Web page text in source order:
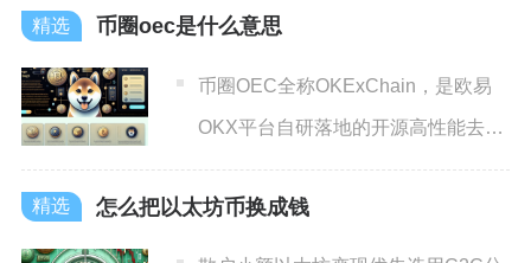
币圈oec是什么意思
币圈OEC全称OKExChain，是欧易
OKX平台自研落地的开源高性能去中
心化交易型公链，
怎么把以太坊币换成钱